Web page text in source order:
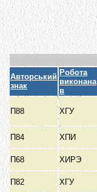
Авторський
знак
Робота
виконана
в
П88 ХГУ
П84
ХПИ
П68
ХИРЭ
П82
ХГУ